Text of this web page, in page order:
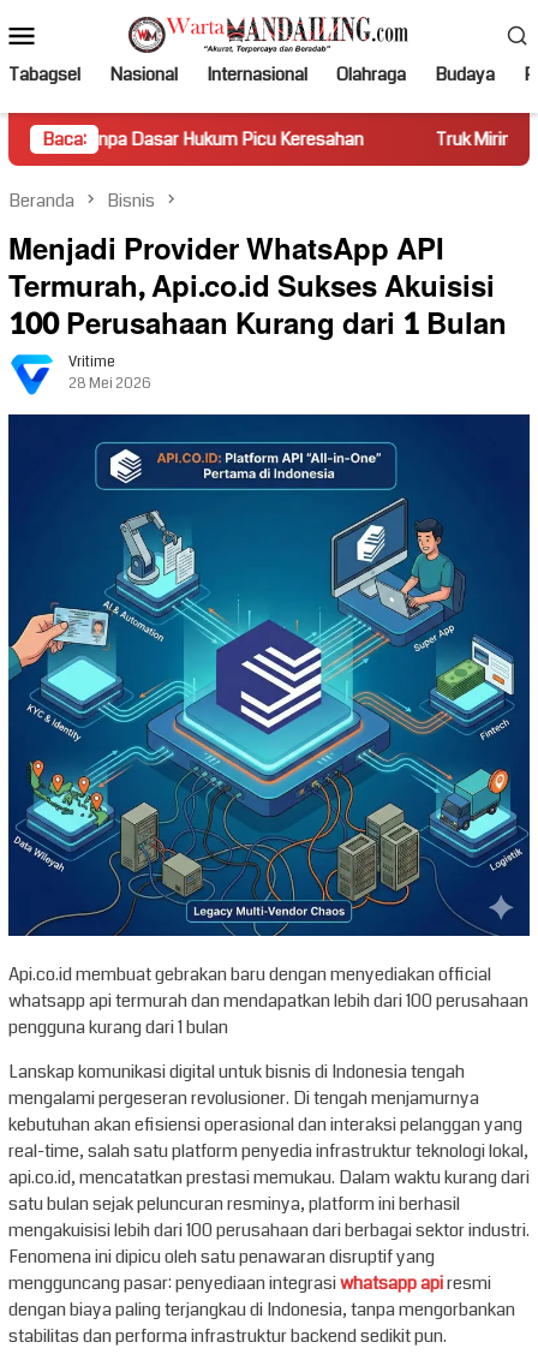
ke
kontenMobile
Tabagsel Nasional Internasional Olahraga Budaya
Baca:
Hukum Picu Keresahan Truk Miring Hambat Arus Lalu
Beranda Bisnis
Menjadi Provider WhatsApp API
Termurah, Api.co.id Sukses Akuisisi
100 Perusahaan Kurang dari 1 Bulan
Vritime
28 Mei 2026
Api.co.id membuat gebrakan baru dengan menyediakan official
whatsapp api termurah dan mendapatkan lebih dari 100 perusahaan
pengguna kurang dari 1 bulan
Lanskap komunikasi digital untuk bisnis di Indonesia tengah
mengalami pergeseran revolusioner. Di tengah menjamurnya
kebutuhan akan efisiensi operasional dan interaksi pelanggan yang
real-time, salah satu platform penyedia infrastruktur teknologi lokal,
api.co.id, mencatatkan prestasi memukau. Dalam waktu kurang dari
satu bulan sejak peluncuran resminya, platform ini berhasil
mengakuisisi lebih dari 100 perusahaan dari berbagai sektor industri.
Fenomena ini dipicu oleh satu penawaran disruptif yang
mengguncang pasar: penyediaan integrasiwhatsapp apiresmi
dengan biaya paling terjangkau di Indonesia, tanpa mengorbankan
stabilitas dan performa infrastruktur backend sedikit pun.